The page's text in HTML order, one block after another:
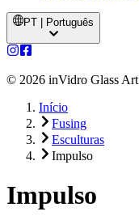
PT | Português
© 2026 inVidro Glass Art
Início
Fusing
Esculturas
Impulso
Impulso